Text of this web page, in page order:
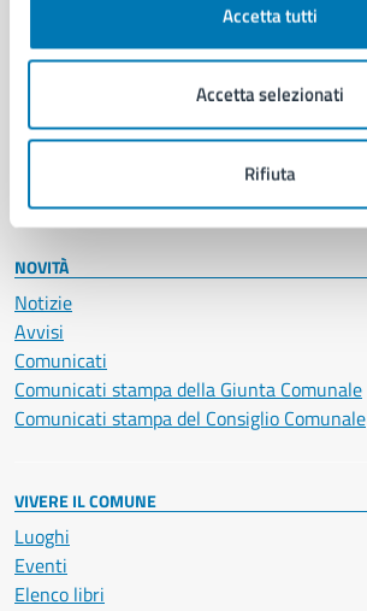
Accetta tutti
Accetta selezionati
Rifiuta
Educazione e formazione
Giustizia e sicurezza pubblica
Salute, benessere e assistenza
NOVITÀ
Notizie
Avvisi
Comunicati
Comunicati stampa della Giunta Comunale
Comunicati stampa del Consiglio Comunale
VIVERE IL COMUNE
Luoghi
Eventi
Elenco libri